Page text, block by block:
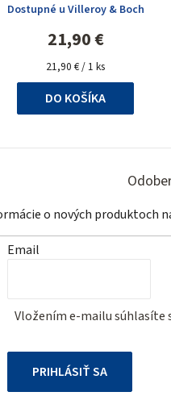
Dostupné u Villeroy & Boch
21,90 €
Jednotková
cena:
21,90 € / 1 ks
DO KOŠÍKA
o nových produktoch
Email
Vložením e-mailu súhlasíte
PRIHLÁSIŤ SA